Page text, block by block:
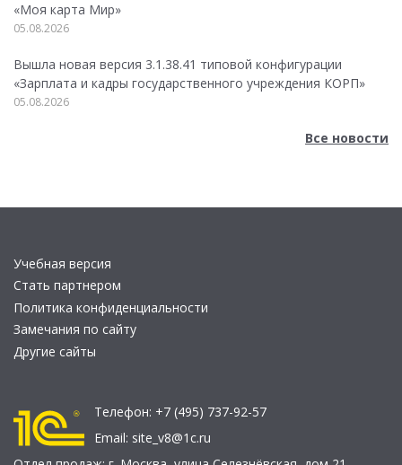
«Моя карта Мир»
05.08.2026
Вышла новая версия 3.1.38.41 типовой конфигурации
«Зарплата и кадры государственного учреждения КОРП»
05.08.2026
Все новости
Учебная версия
Стать партнером
Политика конфиденциальности
Замечания по сайту
Другие сайты
Телефон: +7 (495) 737-92-57
Email: site_v8@1c.ru